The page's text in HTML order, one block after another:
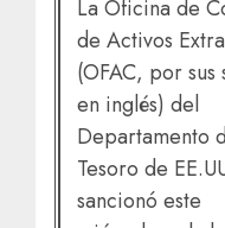
La Oficina de
de Activos
(OFAC, por sus
en inglés) del
Departamento
Tesoro de
sancionó este